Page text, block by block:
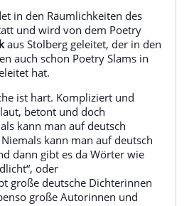
in den Räumlichkeiten des
und wird von dem Poetry
aus Stolberg geleitet, der in den
auch schon Poetry Slams in
hat.
ist hart. Kompliziert und
betont und doch
kann man auf deutsch
kann man auf deutsch
dann gibt es da Wörter wie
oder
große deutsche Dichterinnen
große Autorinnen und